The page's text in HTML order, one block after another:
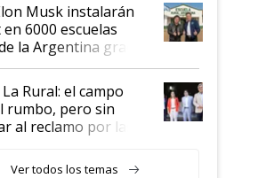
Musk instalarán
6000 escuelas
la Argentina gracias
con Starlink
Rural: el campo
rumbo, pero sin
al reclamo por las
Ver todos los temas